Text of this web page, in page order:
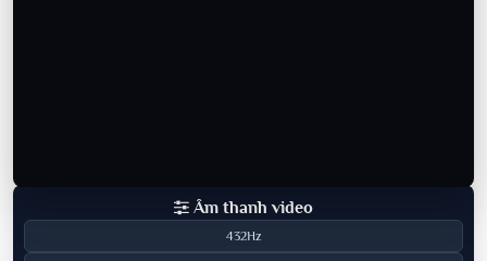
Âm thanh video
432Hz